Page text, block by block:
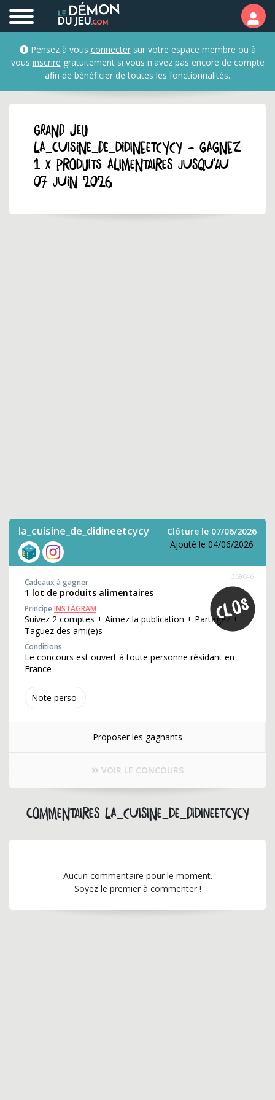
Pensez à vous connectersur votre espace membre ou à
vous inscrire gratuitement si vous n'avez pas encore de compte
afin de bénéficier de toutes les fonctionnalités.
GRAND JEU
la_cuisine_de_didineetcycy - Gagnez
1 x produits alimentaires jusqu'au
07 juin 2026
la_cuisine_de_didineetcycy
Clôture le 07/06/2026
Ajouté le 04/06/2026
Note perso
369646
Cadeaux à gagner
1 lot de produits alimentaires
PrincipeINSTAGRAM
Suivez 2 comptes + Aimez la publication + Partagez +
Taguez des ami(e)s
Conditions
Le concours est ouvert à toute personne résidant en
France
Proposer les gagnants
VOIR LE CONCOURS
Commentaires la_cuisine_de_didineetcycy
Aucun commentaire pour le moment.
Soyez le premier à commenter !